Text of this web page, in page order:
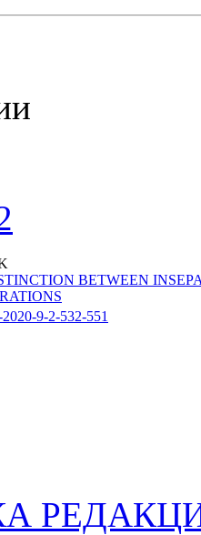
BETWEEN
9-2-532-551